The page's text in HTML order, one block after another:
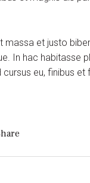
massa et justo
In hac habitasse
eu, finibus et